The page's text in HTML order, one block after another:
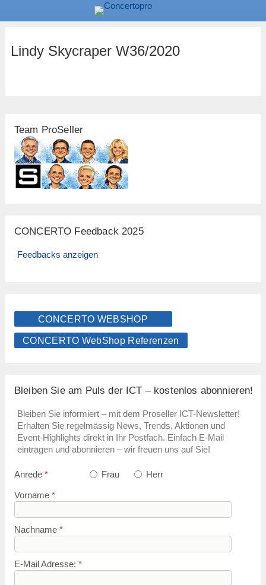
Lindy Skycraper W36/2020
Team ProSeller
CONCERTO Feedback 2025
Feedbacks anzeigen
CONCERTO WEBSHOP
CONCERTO WebShop Referenzen
Bleiben Sie am Puls der ICT – kostenlos abonnieren!
Bleiben Sie informiert – mit dem Proseller ICT-Newsletter!
Erhalten Sie regelmässig News, Trends, Aktionen und
Event-Highlights direkt in Ihr Postfach. Einfach E-Mail
eintragen und abonnieren – wir freuen uns auf Sie!
Anrede * Frau Herr
Vorname *
Nachname *
E-Mail Adresse: *